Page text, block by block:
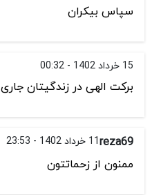
سپاس بیکران
15 خرداد 1402 - 00:32
برکت الهی در زندگیتان جاری
reza6911 خرداد 1402 - 23:53
ممنون از زحماتتون